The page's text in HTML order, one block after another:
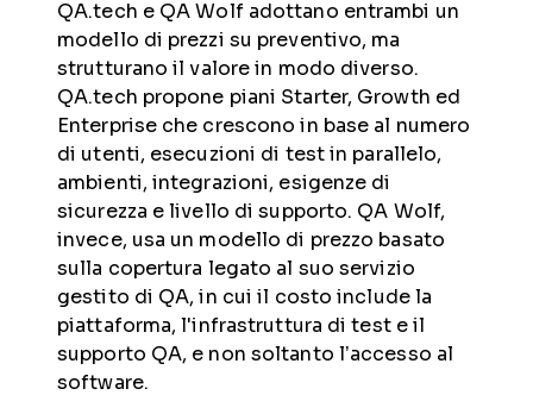
QA.tech e QA Wolf adottano entrambi un
modello di prezzi su preventivo, ma
strutturano il valore in modo diverso.
QA.tech propone piani Starter, Growth ed
Enterprise che crescono in base al numero
di utenti, esecuzioni di test in parallelo,
ambienti, integrazioni, esigenze di
sicurezza e livello di supporto. QA Wolf,
invece, usa un modello di prezzo basato
sulla copertura legato al suo servizio
gestito di QA, in cui il costo include la
piattaforma, l'infrastruttura di test e il
supporto QA, e non soltanto l’accesso al
software.